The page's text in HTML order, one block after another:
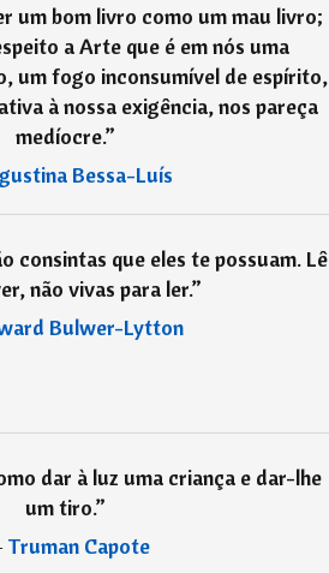
um bom livro como um mau livro;
a Arte que é em nós uma
um fogo inconsumível de espírito,
à nossa exigência, nos pareça
medíocre.”
Bessa-Luís
consintas que eles te possuam. Lê
não vivas para ler.”
Bulwer-Lytton
dar à luz uma criança e dar-lhe
um tiro.”
Truman Capote